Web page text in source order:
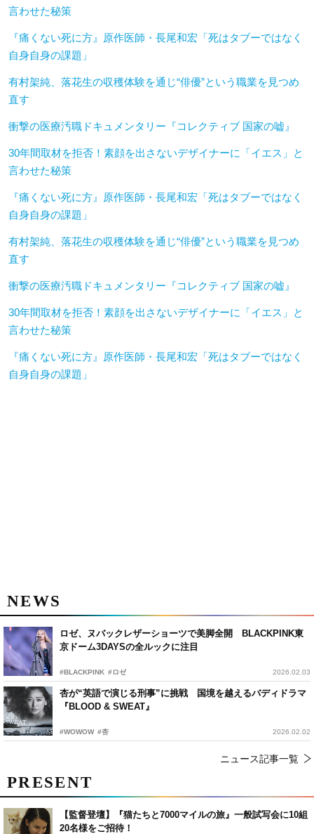
言わせた秘策
『痛くない死に方』原作医師・長尾和宏「死はタブーではなく
自身自身の課題」
有村架純、落花生の収穫体験を通じ“俳優”という職業を見つめ
直す
衝撃の医療汚職ドキュメンタリー『コレクティブ 国家の嘘』
30年間取材を拒否！素顔を出さないデザイナーに「イエス」と
言わせた秘策
『痛くない死に方』原作医師・長尾和宏「死はタブーではなく
自身自身の課題」
有村架純、落花生の収穫体験を通じ“俳優”という職業を見つめ
直す
衝撃の医療汚職ドキュメンタリー『コレクティブ 国家の嘘』
30年間取材を拒否！素顔を出さないデザイナーに「イエス」と
言わせた秘策
『痛くない死に方』原作医師・長尾和宏「死はタブーではなく
自身自身の課題」
NEWS
ロゼ、ヌバックレザーショーツで美脚全開 BLACKPINK東
京ドーム3DAYSの全ルックに注目
#BLACKPINK #ロゼ 2026.02.03
杏が“英語で演じる刑事”に挑戦 国境を越えるバディドラマ
『BLOOD & SWEAT』
#WOWOW #杏 2026.02.02
ニュース記事一覧
PRESENT
【監督登壇】『猫たちと7000マイルの旅』一般試写会に10組
20名様をご招待！